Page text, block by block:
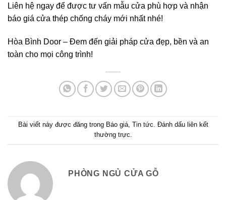
Liên hệ ngay để được tư vấn mẫu cửa phù hợp và nhận
báo giá cửa thép chống cháy mới nhất nhé!
Hòa Bình Door – Đem đến giải pháp cửa đẹp, bền và an
toàn cho mọi công trình!
Bài viết này được đăng trong Báo giá, Tin tức. Đánh dấu liên kết
thường trực.
PHÒNG NGỦ CỬA GỖ